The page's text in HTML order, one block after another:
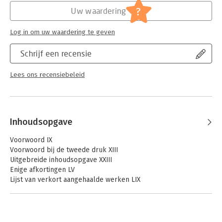
verschillende terreinen.Internationaal privaatrecht
Serie:
Schrijf een recensie
Lees ons recensiebeleid
Uw waardering ?
Log in om uw waardering te geven
Inhoudsopgave
Voorwoord IX
Voorwoord bij de tweede druk XIII
Uitgebreide inhoudsopgave XXIII
Enige afkortingen LV
Lijst van verkort aangehaalde werken LIX